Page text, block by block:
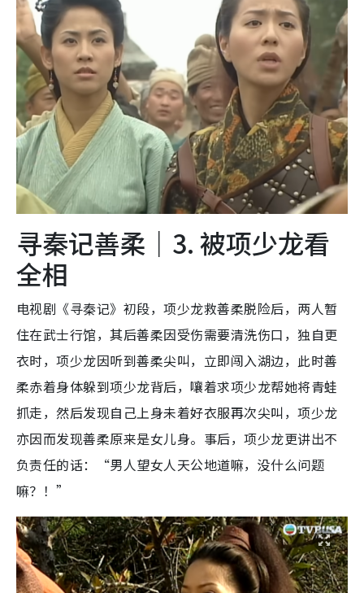
寻秦记善柔｜3. 被项少龙看
全相
电视剧《寻秦记》初段，项少龙救善柔脱险后，两人暂
住在武士行馆，其后善柔因受伤需要清洗伤口，独自更
衣时，项少龙因听到善柔尖叫，立即闯入湖边，此时善
柔赤着身体躲到项少龙背后，嚷着求项少龙帮她将青蛙
抓走，然后发现自己上身未着好衣服再次尖叫，项少龙
亦因而发现善柔原来是女儿身。事后，项少龙更讲出不
负责任的话：“男人望女人天公地道嘛，没什么问题
嘛？！”